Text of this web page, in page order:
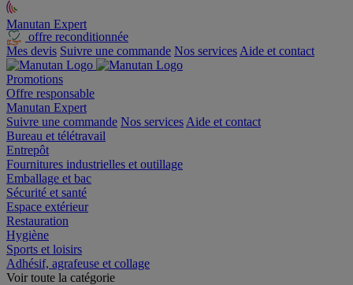
Manutan Expert
offre reconditionnée
Mes devis Suivre une commande Nos services Aide et contact
Promotions
Offre responsable
Manutan Expert
Suivre une commande Nos services Aide et contact
Bureau et télétravail
Entrepôt
Fournitures industrielles et outillage
Emballage et bac
Sécurité et santé
Espace extérieur
Restauration
Hygiène
Sports et loisirs
Adhésif, agrafeuse et collage
Voir toute la catégorie